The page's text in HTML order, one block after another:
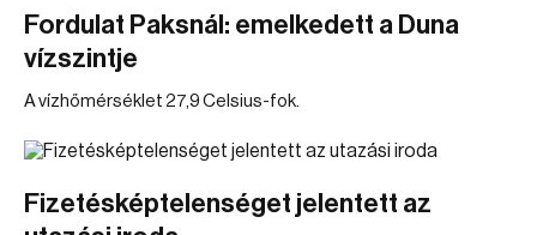
Fordulat Paksnál: emelkedett a Duna
vízszintje
A vízhőmérséklet 27,9 Celsius-fok.
Fizetésképtelenséget jelentett az